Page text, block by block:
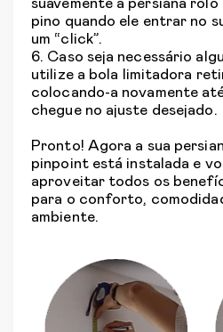
suavemente a persiana
pino quando ele entrar no
um “click”.
6. Caso seja necessário
utilize a bola limitadora
colocando-a novamente
chegue no ajuste desejado.
Pronto! Agora a sua
pinpoint está instalada e
aproveitar todos os
para o conforto,
ambiente.